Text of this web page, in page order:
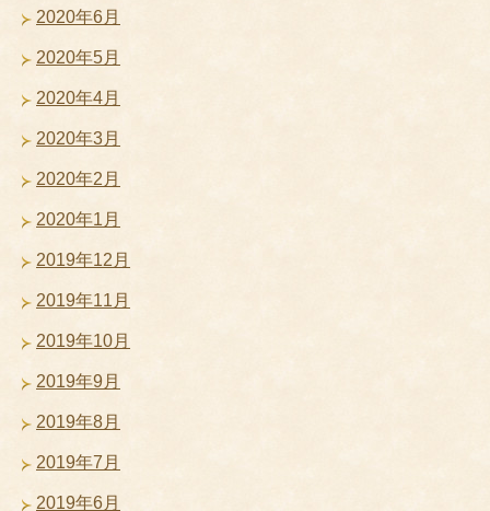
2020年6月
2020年5月
2020年4月
2020年3月
2020年2月
2020年1月
2019年12月
2019年11月
2019年10月
2019年9月
2019年8月
2019年7月
2019年6月